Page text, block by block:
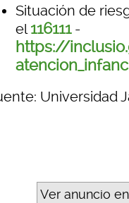
Situación de
el116111-
https://
Universidad
Ver anuncio